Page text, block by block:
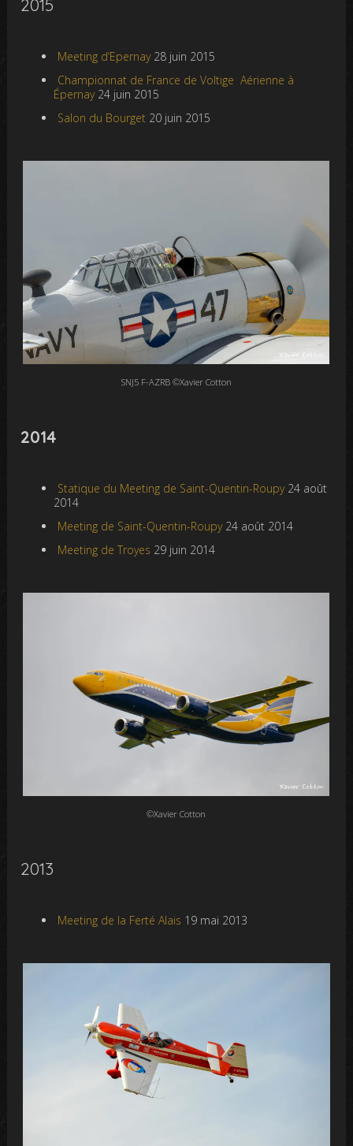
2015
Meeting d’Epernay28 juin 2015
Championnat de France de Voltige Aérienne à
Épernay24 juin 2015
Salon du Bourget20 juin 2015
SNJ5 F-AZRB ©Xavier Cotton
2014
Statique du Meeting de Saint-Quentin-Roupy24 août
2014
Meeting de Saint-Quentin-Roupy24 août 2014
Meeting de Troyes 29 juin 2014
©Xavier Cotton
2013
Meeting de la Ferté Alais 19 mai 2013